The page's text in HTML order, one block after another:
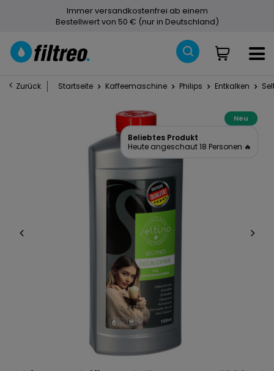
Immer versandkostenfrei ab einem
Bestellwert von 50 € (nur in Deutschland)
Zurück Startseite Kaffeemaschine Philips Entkalken
Neu
Beliebtes Produkt
Heute angeschaut 18 Personen 🔥